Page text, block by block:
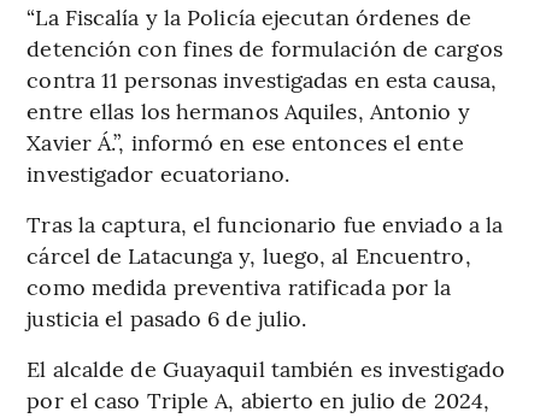
“La Fiscalía y la Policía ejecutan órdenes de
detención con fines de formulación de cargos
contra 11 personas investigadas en esta causa,
entre ellas los hermanos Aquiles, Antonio y
Xavier Á.”, informó en ese entonces el ente
investigador ecuatoriano.
Tras la captura, el funcionario fue enviado a la
cárcel de Latacunga y, luego, al Encuentro,
como medida preventiva ratificada por la
justicia el pasado 6 de julio.
El alcalde de Guayaquil también es investigado
por el caso Triple A, abierto en julio de 2024,